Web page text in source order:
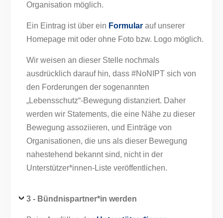
Organisation möglich.
Ein Eintrag ist über ein Formularauf unserer
Homepage mit oder ohne Foto bzw. Logo möglich.
Wir weisen an dieser Stelle nochmals
ausdrücklich darauf hin, dass #NoNIPT sich von
den Forderungen der sogenannten
„Lebensschutz“-Bewegung distanziert. Daher
werden wir Statements, die eine Nähe zu dieser
Bewegung assoziieren, und Einträge von
Organisationen, die uns als dieser Bewegung
nahestehend bekannt sind, nicht in der
Unterstützer*innen-Liste veröffentlichen.
3 - Bündnispartner*in werden